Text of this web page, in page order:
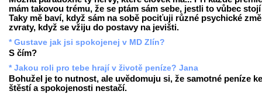
mám takovou trému, že se ptám sám sebe, jestli to vůbec
Taky mě baví, když sám na sobě pociťuji různé psychické
zvraty, když se vžiju do postavy na jevišti.
* Gustave jak jsi spokojenej v MD Zlín?
S čím?
* Jakou roli pro tebe hrají v životě peníze? Jana
Bohužel je to nutnost, ale uvědomuju si, že samotné peníze ke
štěstí a spokojenosti nestačí.